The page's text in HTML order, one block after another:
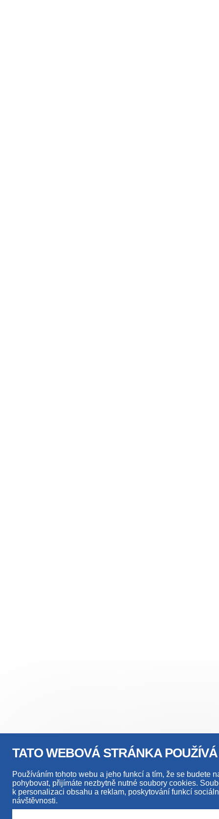
TATO WEBOVÁ STRÁNKA
Používáním tohoto webu a jeho funkcí a tím, že se budete
pohybovat, přijímáte nezbytně nutné soubory cookies.
k personalizaci obsahu a reklam, poskytování funkcí
návštěvnosti.